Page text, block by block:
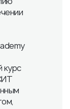
курс